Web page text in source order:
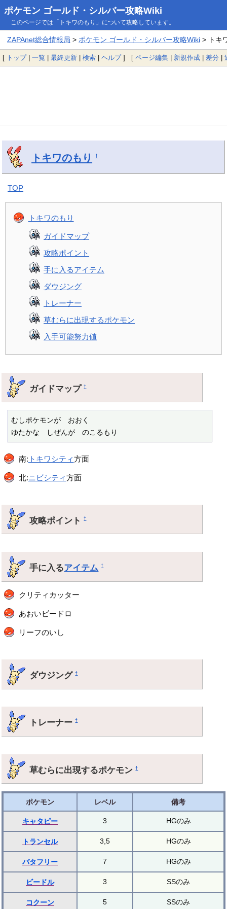
ポケモン ゴールド・シルバー攻略Wiki
このページでは「トキワのもり」について攻略しています。
ZAPAnet総合情報局 > ポケモン ゴールド・シルバー攻略Wiki> トキ
[ トップ| 一覧 | 最終更新 | 検索 | ヘルプ] [ ページ編集 | 新規作成 | 差分 |
トキワのもり †
TOP
トキワのもり
ガイドマップ
攻略ポイント
手に入るアイテム
ダウジング
トレーナー
草むらに出現するポケモン
入手可能努力値
ガイドマップ†
むしポケモンが　おおく
ゆたかな　しぜんが　のこるもり
南: トキワシティ方面
北:ニビシティ方面
攻略ポイント†
手に入るアイテム †
クリティカッター
あおいビードロ
リーフのいし
ダウジング†
トレーナー†
草むらに出現するポケモン†
ポケモン レベル 備考
キャタピー 3 HGのみ
トランセル 3,5 HGのみ
バタフリー 7 HGのみ
ビードル 3 SSのみ
コクーン 5 SSのみ